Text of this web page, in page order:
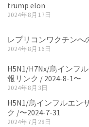
trump elon
2024年8月17日
レプリコンワクチンへ
2024年8月16日
H5N1/H7Nx/鳥インフ
報リンク / 2024-8-1〜
2024年8月3日
H5N1/鳥インフルエ
ク /〜2024-7-31
2024年7月28日